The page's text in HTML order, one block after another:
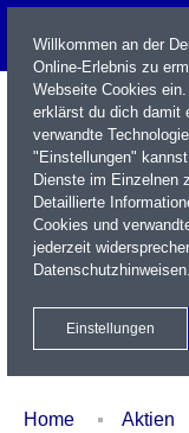
Name / WKN / ISIN /
Xetra Realtime
Home Aktien
Willkommen an der
Online-Erlebnis zu
Webseite Cookies
erklärst du dich damit
verwandte
"Einstellungen"
Dienste im Einzelnen
Detaillierte
Cookies und
jederzeit
Datenschutzhinweisen.
Einstellungen